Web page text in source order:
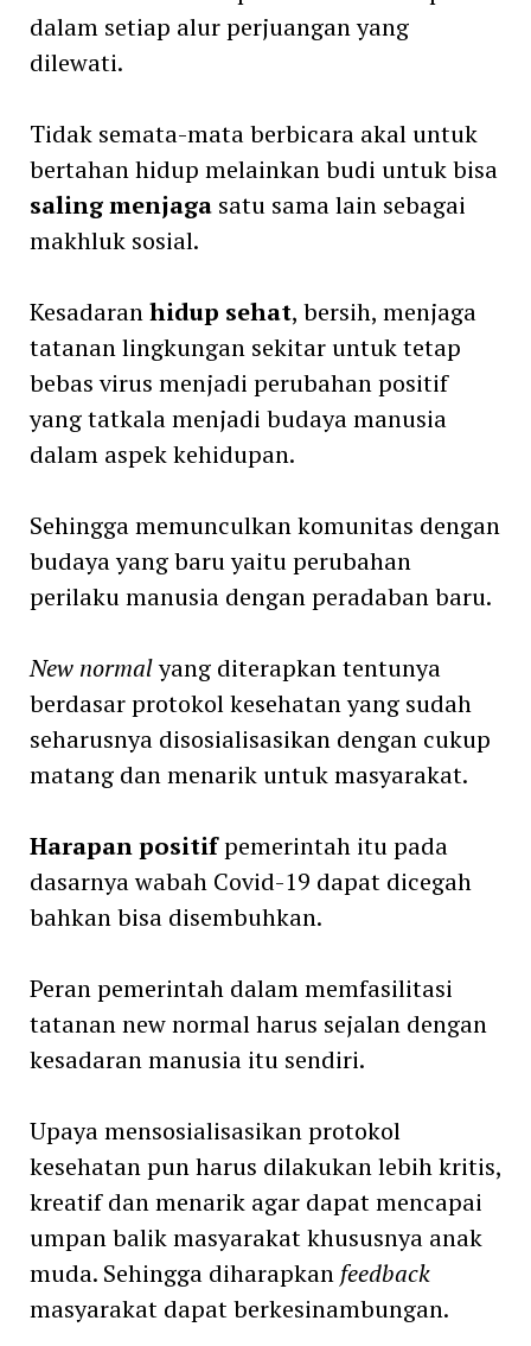
dalam setiap alur perjuangan yang
dilewati.
Tidak semata-mata berbicara akal untuk
bertahan hidup melainkan budi untuk bisa
saling menjagasatu sama lain sebagai
makhluk sosial.
Kesadaranhidup sehat, bersih, menjaga
tatanan lingkungan sekitar untuk tetap
bebas virus menjadi perubahan positif
yang tatkala menjadi budaya manusia
dalam aspek kehidupan.
Sehingga memunculkan komunitas dengan
budaya yang baru yaitu perubahan
perilaku manusia dengan peradaban baru.
New normalyang diterapkan tentunya
berdasar protokol kesehatan yang sudah
seharusnya disosialisasikan dengan cukup
matang dan menarik untuk masyarakat.
Harapan positifpemerintah itu pada
dasarnya wabah Covid-19 dapat dicegah
bahkan bisa disembuhkan.
Peran pemerintah dalam memfasilitasi
tatanan new normal harus sejalan dengan
kesadaran manusia itu sendiri.
Upaya mensosialisasikan protokol
kesehatan pun harus dilakukan lebih kritis,
kreatif dan menarik agar dapat mencapai
umpan balik masyarakat khususnya anak
muda. Sehingga diharapkan feedback
masyarakat dapat berkesinambungan.